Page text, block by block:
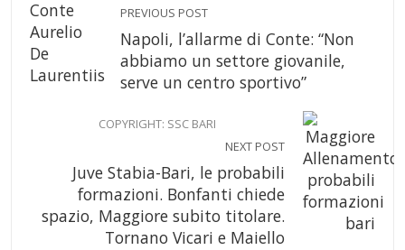
PREVIOUS POST
Napoli, l’allarme di Conte: “Non
abbiamo un settore giovanile,
serve un centro sportivo”
COPYRIGHT: SSC BARI
NEXT POST
Juve Stabia-Bari, le probabili
formazioni. Bonfanti chiede
spazio, Maggiore subito titolare.
Tornano Vicari e Maiello